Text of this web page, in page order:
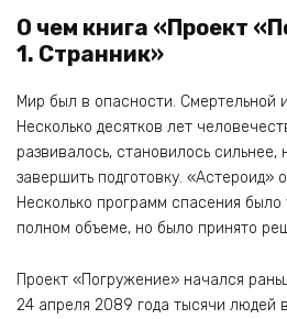
О чем книга «Проект
1. Странник»
Мир был в опасности. Смертельной
Несколько десятков лет
развивалось, становилось сильнее,
завершить подготовку. «Астероид»
Несколько программ спасения
полном объеме, но было принято
Проект «Погружение» начался
24 апреля 2089 года тысячи людей